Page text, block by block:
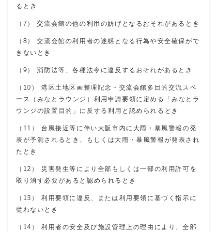
るとき
（7） 交流会館の他の利用の妨げとなるおそれがあるとき
（8） 交流会館の利用者の迷惑となる行為や安全確保がで
きないとき
（9） 消防法等、各種法令に違反するおそれがあるとき
（10） 港区土地区画整理記念・交流会館多目的交流スペ
ース（みなとラウンジ）利用申請要領に定める「みなとラ
ウンジの設置目的」に反する利用と認められるとき
（11） 台風接近等に伴い大阪市内に大雨・暴風警報の発
表が予測されるとき、もしくは大雨・暴風警報が発表され
たとき
（12） 災害発生等により全部もしくは一部の利用許可を
取り消す必要があると認められるとき
（13） 利用要領に違反、または利用要領に基づく指示に
従わないとき
（14） 利用者の安全及び施設管理上の理由により、全部